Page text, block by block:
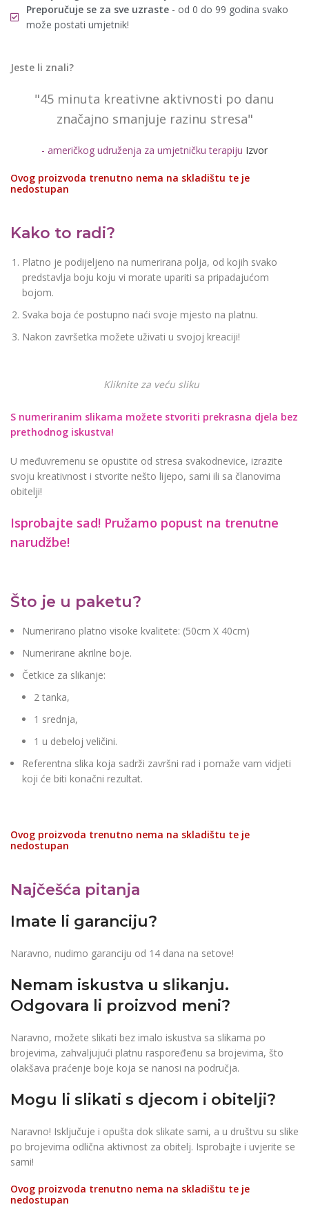
Preporučuje se za sve uzraste - od 0 do 99 godina svako
može postati umjetnik!
Jeste li znali?
"45 minuta kreativne aktivnosti po danu
značajno smanjuje razinu stresa"
- američkog udruženja za umjetničku terapiju Izvor
Ovog proizvoda trenutno nema na skladištu te je
nedostupan
Kako to radi?
Platno je podijeljeno na numerirana polja, od kojih svako
predstavlja boju koju vi morate upariti sa pripadajućom
bojom.
Svaka boja će postupno naći svoje mjesto na platnu.
Nakon završetka možete uživati u svojoj kreaciji!
Kliknite za veću sliku
S numeriranim slikama možete stvoriti prekrasna djela bez
prethodnog iskustva!
U međuvremenu se opustite od stresa svakodnevice, izrazite
svoju kreativnost i stvorite nešto lijepo, sami ili sa članovima
obitelji!
Isprobajte sad! Pružamo popust na trenutne
narudžbe!
Što je u paketu?
Numerirano platno visoke kvalitete: (50cm X 40cm)
Numerirane akrilne boje.
Četkice za slikanje:
2 tanka,
1 srednja,
1 u debeloj veličini.
Referentna slika koja sadrži završni rad i pomaže vam vidjeti
koji će biti konačni rezultat.
Ovog proizvoda trenutno nema na skladištu te je
nedostupan
Najčešća pitanja
Imate li garanciju?
Naravno, nudimo garanciju od 14 dana na setove!
Nemam iskustva u slikanju.
Odgovara li proizvod meni?
Naravno, možete slikati bez imalo iskustva sa slikama po
brojevima, zahvaljujući platnu raspoređenu sa brojevima, što
olakšava praćenje boje koja se nanosi na područja.
Mogu li slikati s djecom i obitelji?
Naravno! Isključuje i opušta dok slikate sami, a u društvu su slike
po brojevima odlična aktivnost za obitelj. Isprobajte i uvjerite se
sami!
Ovog proizvoda trenutno nema na skladištu te je
nedostupan